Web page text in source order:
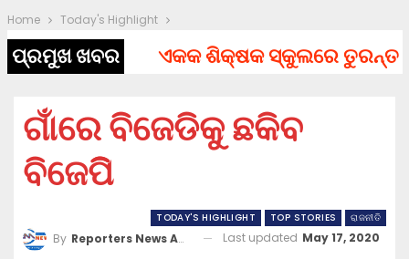
Home Today's Highlight
ପ୍ରମୁଖ ଖବର ଏକକ ଶିକ୍ଷକ ସ୍କୁଲରେ ତୁରନ୍ତ
ଗାଁରେ ବିଜେଡିକୁ ଛକିବ
ବିଜେପିି
TODAY'S HIGHLIGHT TOP STORIES ରାଜନୀତି
By Reporters News Agency Last updated May 17, 2020